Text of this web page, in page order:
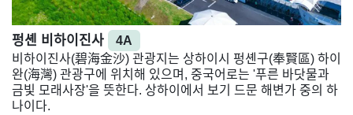
펑셴 비하이진사
4A
비하이진사(碧海金沙) 관광지는 상하이시 펑셴구(奉賢區) 하이
완(海灣) 관광구에 위치해 있으며, 중국어로는 '푸른 바닷물과
금빛 모래사장'을 뜻한다. 상하이에서 보기 드문 해변가 중의 하
나이다.